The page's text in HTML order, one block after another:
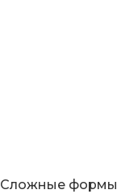
Сложные формы